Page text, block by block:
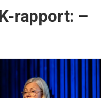
rapport: –